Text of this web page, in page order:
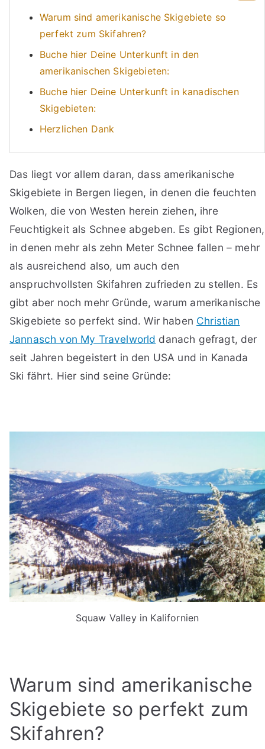
Warum sind amerikanische Skigebiete so
perfekt zum Skifahren?
Buche hier Deine Unterkunft in den
amerikanischen Skigebieten:
Buche hier Deine Unterkunft in kanadischen
Skigebieten:
Herzlichen Dank
Das liegt vor allem daran, dass amerikanische
Skigebiete in Bergen liegen, in denen die feuchten
Wolken, die von Westen herein ziehen, ihre
Feuchtigkeit als Schnee abgeben. Es gibt Regionen,
in denen mehr als zehn Meter Schnee fallen – mehr
als ausreichend also, um auch den
anspruchvollsten Skifahren zufrieden zu stellen. Es
gibt aber noch mehr Gründe, warum amerikanische
Skigebiete so perfekt sind. Wir haben Christian
Jannasch von My Travelworld danach gefragt, der
seit Jahren begeistert in den USA und in Kanada
Ski fährt. Hier sind seine Gründe:
Squaw Valley in Kalifornien
Warum sind amerikanische
Skigebiete so perfekt zum
Skifahren?